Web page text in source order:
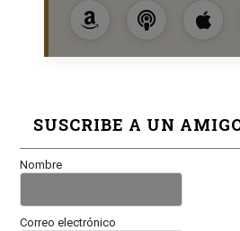
SUSCRIBE A UN
Nombre
Correo electrónico